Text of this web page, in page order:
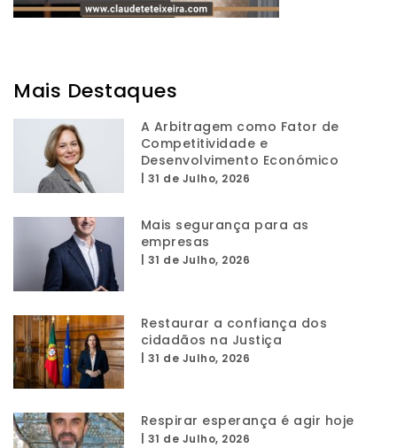
Mais Destaques
A Arbitragem como Fator de
Competitividade e
Desenvolvimento Económico
31 de Julho, 2026
Mais segurança para as
empresas
31 de Julho, 2026
Restaurar a confiança dos
cidadãos na Justiça
31 de Julho, 2026
Respirar esperança é agir hoje
31 de Julho, 2026